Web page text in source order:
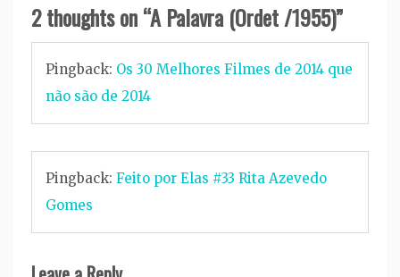
2 thoughts on “A Palavra (Ordet /1955)”
Pingback: Os 30 Melhores Filmes de 2014 que
não são de 2014
Pingback: Feito por Elas #33 Rita Azevedo
Gomes